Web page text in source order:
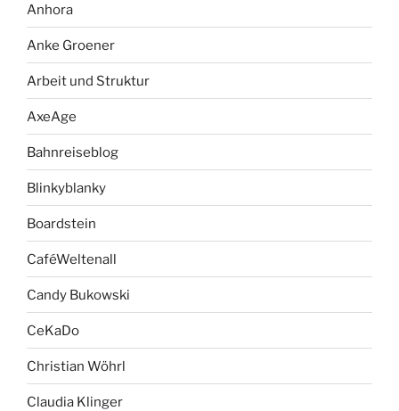
Anhora
Anke Groener
Arbeit und Struktur
AxeAge
Bahnreiseblog
Blinkyblanky
Boardstein
CaféWeltenall
Candy Bukowski
CeKaDo
Christian Wöhrl
Claudia Klinger